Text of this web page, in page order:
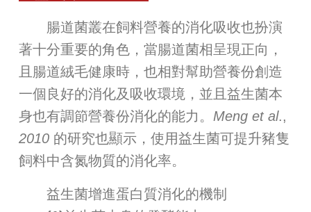
腸道菌叢在飼料營養的消化吸收也扮演
著十分重要的角色，當腸道菌相呈現正向，
且腸道絨毛健康時，也相對幫助營養份創造
一個良好的消化及吸收環境，並且益生菌本
身也有調節營養份消化的能力。 Meng et al.,
2010的研究也顯示，使用益生菌可提升豬隻
飼料中含氮物質的消化率。
益生菌增進蛋白質消化的機制